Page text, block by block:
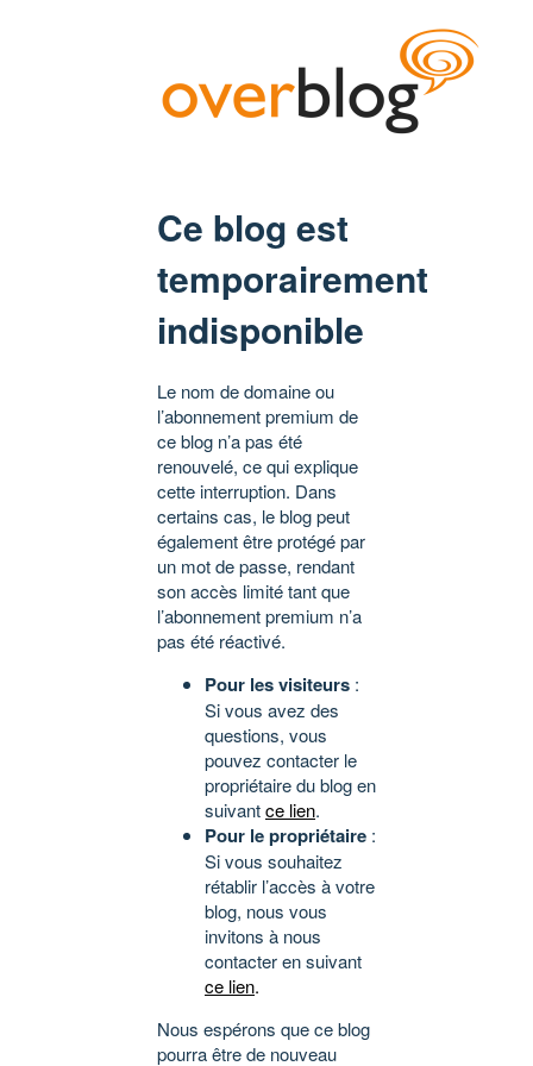
Ce blog est
temporairement
indisponible
Le nom de domaine ou
l’abonnement premium de
ce blog n’a pas été
renouvelé, ce qui explique
cette interruption. Dans
certains cas, le blog peut
également être protégé par
un mot de passe, rendant
son accès limité tant que
l’abonnement premium n’a
pas été réactivé.
Pour les visiteurs :
Si vous avez des
questions, vous
pouvez contacter le
propriétaire du blog en
suivantce lien.
Pour le propriétaire :
Si vous souhaitez
rétablir l’accès à votre
blog, nous vous
invitons à nous
contacter en suivant
ce lien.
Nous espérons que ce blog
pourra être de nouveau